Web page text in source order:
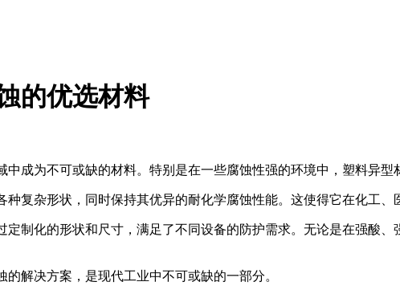
的优选材料
为不可或缺的材料。特别是在一些腐蚀性强的环境中，塑料异型
杂形状，同时保持其优异的耐化学腐蚀性能。这使得它在化工、
定制化的形状和尺寸，满足了不同设备的防护需求。无论是在强酸
解决方案，是现代工业中不可或缺的一部分。